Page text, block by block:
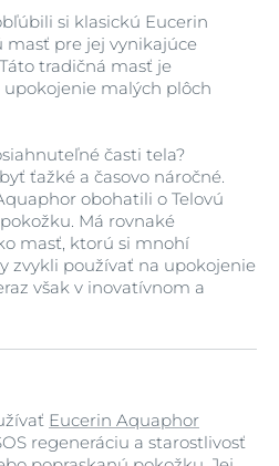
si klasickú Eucerin
masť pre jej vynikajúce
tradičná masť je
malých plôch
časti tela?
ťažké a časovo náročné.
obohatili o Telovú
Má rovnaké
masť, ktorú si mnohí
zvykli používať na upokojenie
však v inovatívnom a
Eucerin Aquaphor
regeneráciu a starostlivosť